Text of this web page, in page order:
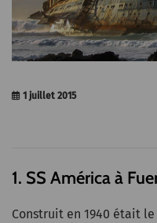
1 juillet 2015
1. SS América à
Construit en 1940 était